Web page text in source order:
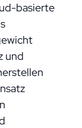
basierte
und